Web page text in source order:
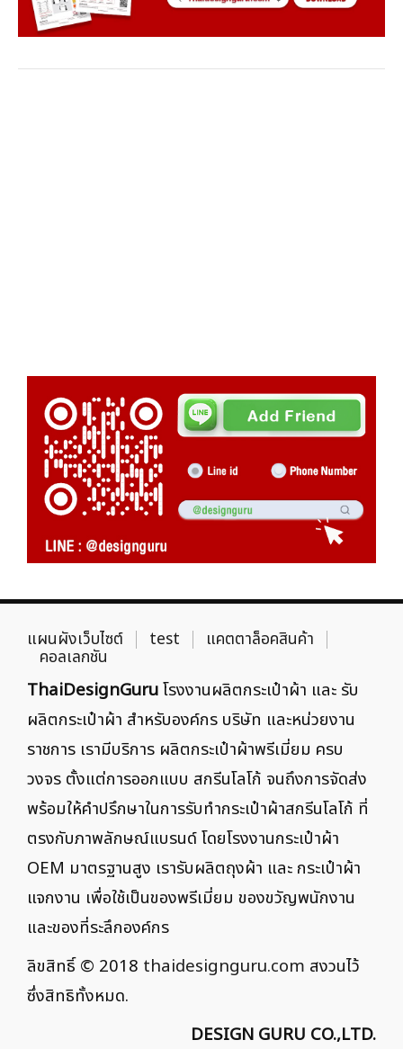
แผนผังเว็บไซต์ test แคตตาล็อคสินค้า
คอลเลกชัน
ThaiDesignGuruโรงงานผลิตกระเป๋าผ้า และ รับ
ผลิตกระเป๋าผ้า สำหรับองค์กร บริษัท และหน่วยงาน
ราชการ เรามีบริการ ผลิตกระเป๋าผ้าพรีเมี่ยม ครบ
วงจร ตั้งแต่การออกแบบ สกรีนโลโก้ จนถึงการจัดส่ง
พร้อมให้คำปรึกษาในการรับทำกระเป๋าผ้าสกรีนโลโก้ ที่
ตรงกับภาพลักษณ์แบรนด์ โดยโรงงานกระเป๋าผ้า
OEM มาตรฐานสูง เรารับผลิตถุงผ้า และ กระเป๋าผ้า
แจกงาน เพื่อใช้เป็นของพรีเมี่ยม ของขวัญพนักงาน
และของที่ระลึกองค์กร
ลิขสิทธิ์ © 2018 thaidesignguru.com สงวนไว้
ซึ่งสิทธิทั้งหมด.
DESIGN GURU CO.,LTD.